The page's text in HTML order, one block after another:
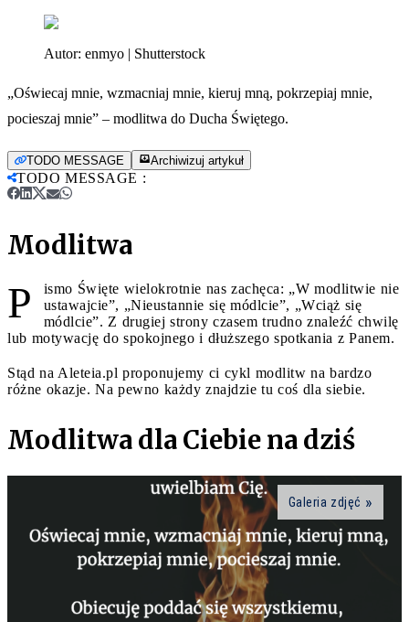
Autor: enmyo | Shutterstock
„Oświecaj mnie, wzmacniaj mnie, kieruj mną, pokrzepiaj mnie,
pocieszaj mnie” – modlitwa do Ducha Świętego.
TODO MESSAGE Archiwizuj artykuł
TODO MESSAGE :
Modlitwa
P
ismo Święte wielokrotnie nas zachęca: „W modlitwie nie
ustawajcie”, „Nieustannie się módlcie”, „Wciąż się
módlcie”. Z drugiej strony czasem trudno znaleźć chwilę
lub motywację do spokojnego i dłuższego spotkania z Panem.
Stąd na Aleteia.pl proponujemy ci cykl modlitw na bardzo
różne okazje. Na pewno każdy znajdzie tu coś dla siebie.
Modlitwa dla Ciebie na dziś
Galeria zdjęć